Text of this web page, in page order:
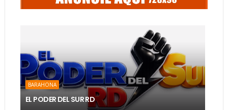
BARAHONA
EL PODER DEL SUR RD